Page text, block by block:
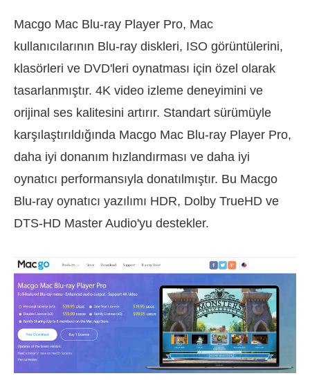
Macgo Mac Blu-ray Player Pro, Mac
kullanıcılarının Blu-ray diskleri, ISO görüntülerini,
klasörleri ve DVD'leri oynatması için özel olarak
tasarlanmıştır. 4K video izleme deneyimini ve
orijinal ses kalitesini artırır. Standart sürümüyle
karşılaştırıldığında Macgo Mac Blu-ray Player Pro,
daha iyi donanım hızlandırması ve daha iyi
oynatıcı performansıyla donatılmıştır. Bu Macgo
Blu-ray oynatıcı yazılımı HDR, Dolby TrueHD ve
DTS-HD Master Audio'yu destekler.